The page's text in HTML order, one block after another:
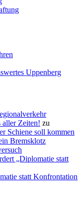
Uppenberg
Zeiten! zu
Schiene soll kommen
Bremsklotz
„Diplomatie statt
statt Konfrontation